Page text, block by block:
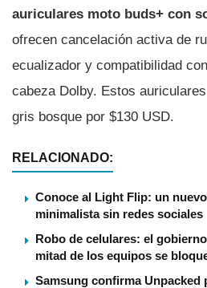
auriculares moto buds+ con
ofrecen cancelación activa de
ecualizador y compatibilidad
cabeza Dolby. Estos
gris bosque por $130 USD.
RELACIONADO:
Conoce al Light Flip: un
minimalista sin redes sociales
Robo de celulares: el
mitad de los equipos se
Samsung confirma Unpacked